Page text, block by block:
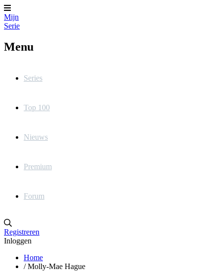
Mijn
Serie
Menu
Series
Top 100
Nieuws
Premium
Forum
Registreren
Inloggen
Home
/ Molly-Mae Hague